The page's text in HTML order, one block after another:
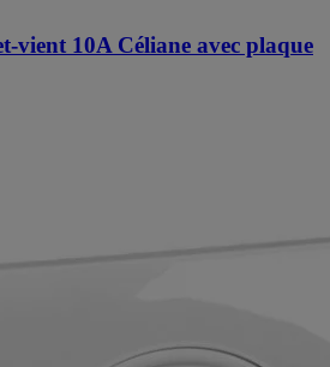
vient 10A Céliane avec plaque